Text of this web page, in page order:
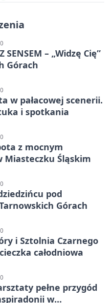
SENSEM – „Widzę Cię”
Górach
w pałacowej scenerii.
i spotkania
z mocnym
Miasteczku Śląskim
pod
Górach
i Sztolnia Czarnego
całodniowa
pełne przygód
w